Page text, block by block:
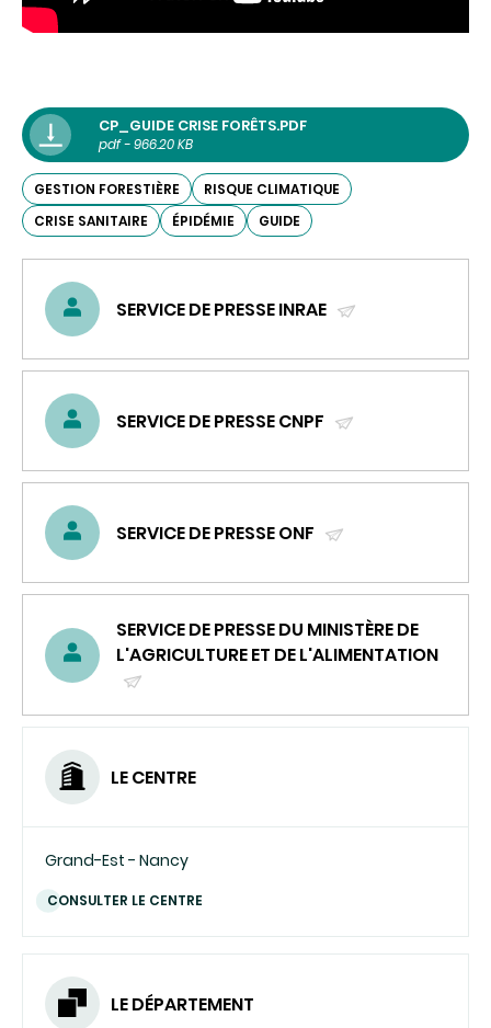
CP_GUIDE CRISE FORÊTS.PDF
pdf - 966.20 KB
GESTION FORESTIÈRE
RISQUE CLIMATIQUE
CRISE SANITAIRE
ÉPIDÉMIE GUIDE
SERVICE DE PRESSE INRAE
UN
SERVICE DE PRESSE CNPF
UN
SERVICE DE PRESSE ONF
UN
SERVICE DE PRESSE DU MINISTÈRE DE
L'AGRICULTURE ET DE L'ALIMENTATION
UN
LE CENTRE
Grand-Est - Nancy
CONSULTER LE CENTRE
LE DÉPARTEMENT